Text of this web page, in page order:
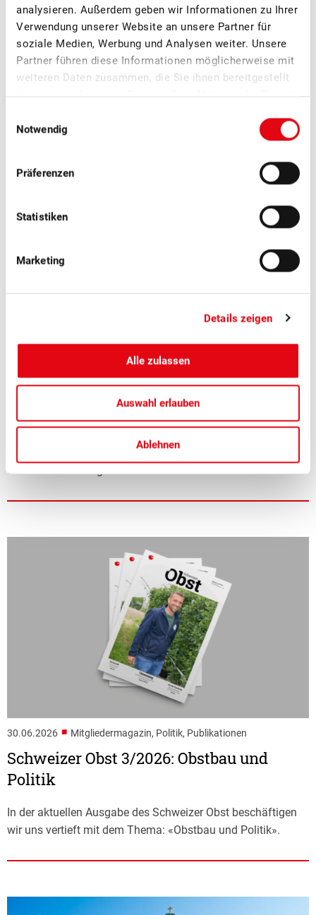
analysieren. Außerdem geben wir Informationen zu Ihrer
Verwendung unserer Website an unsere Partner für
soziale Medien, Werbung und Analysen weiter. Unsere
Partner führen diese Informationen möglicherweise mit
weiteren Daten zusammen, die Sie ihnen bereitgestellt
Notwendig
Präferenzen
Statistiken
Marketing
Details zeigen
Alle zulassen
Auswahl erlauben
Ablehnen
Weitere News
Mostobst, Verarbeitung, Verband
Erfolgreicher Netzwerkanlass Schweizer
Ende Juni standen der fachliche Austausch, neue Impulse
und die Vernetzung innerhalb der Branche im Zentrum.
30.06.2026 ■ Mitgliedermagazin, Politik, Publikationen
Schweizer Obst 3/2026: Obstbau und
Politik
In der aktuellen Ausgabe des Schweizer Obst beschäftigen
wir uns vertieft mit dem Thema: «Obstbau und Politik».